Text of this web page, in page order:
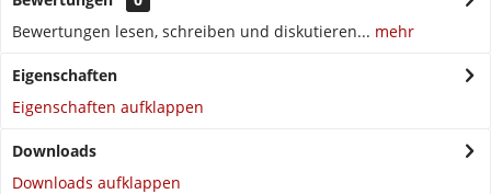
Bewertungen lesen, schreiben und diskutieren... mehr
Eigenschaften
Eigenschaften aufklappen
Downloads
Downloads aufklappen